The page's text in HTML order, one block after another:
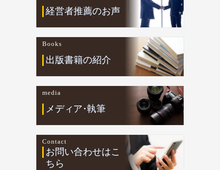
経営者推薦のお声
Books
出版書籍の紹介
media
メディア・執筆
Contact
お問い合わせはこ
ちら